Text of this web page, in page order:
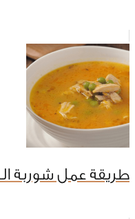
طريقة عمل شوربة